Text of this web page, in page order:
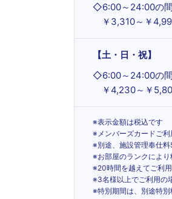
◇6:00～24:00の
￥3,310～￥
【土・日・祝】
◇6:00～24:00の
￥4,230～￥
※表示金額は税込です
※メンバーズカードご
※別途、施設管理奉仕
※お部屋のランクによ
※20時間を越えてご利
※3名様以上でご利用の
※特別期間は、別途特